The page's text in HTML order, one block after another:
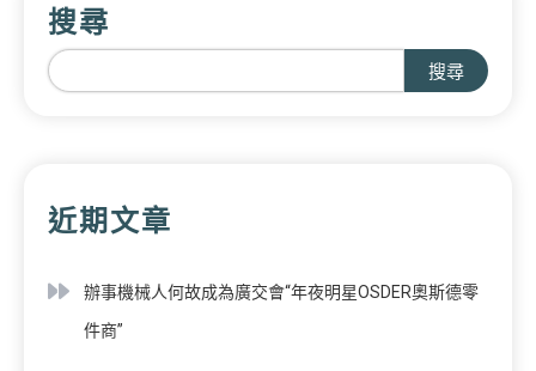
搜尋
搜尋
近期文章
辦事機械人何故成為廣交會“年夜明星OSDER奧斯德零
件商”